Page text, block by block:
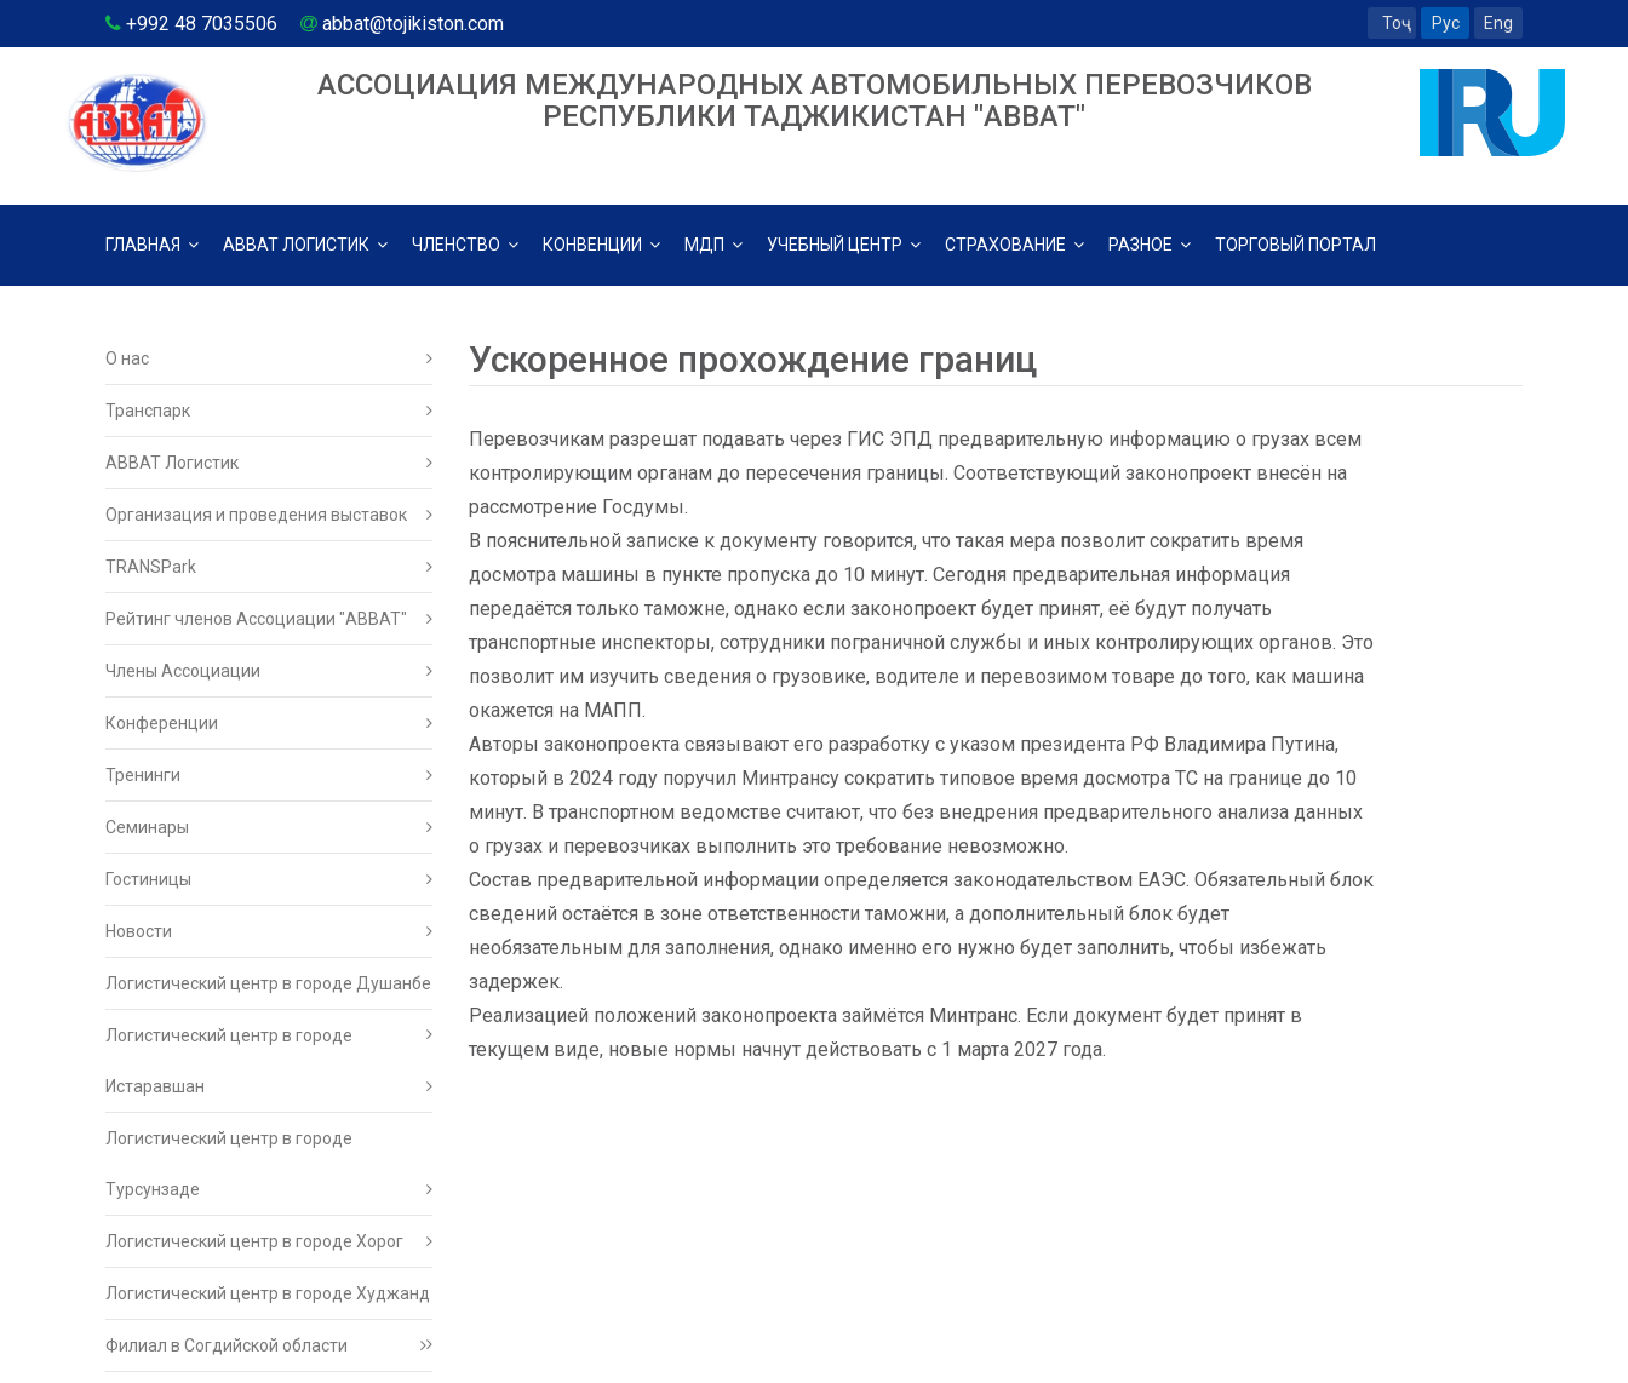
+992 48 7035506 abbat@tojikiston.com Тоҷ Рус Eng
АССОЦИАЦИЯ МЕЖДУНАРОДНЫХ АВТОМОБИЛЬНЫХ ПЕРЕВОЗЧИКОВ
РЕСПУБЛИКИ ТАДЖИКИСТАН "ABBAT"
ГЛАВНАЯ АВВАТ ЛОГИСТИК ЧЛЕНСТВО КОНВЕНЦИИ МДП УЧЕБНЫЙ ЦЕНТР СТРАХОВАНИЕ РАЗНОЕ ТОРГОВЫЙ ПОРТАЛ
О нас
Транспарк
ABBAT Логистик
Организация и проведения выставок
TRANSPark
Рейтинг членов Ассоциации "АВВАТ"
Члены Ассоциации
Конференции
Тренинги
Семинары
Гостиницы
Новости
Логистический центр в городе Душанбе
Логистический центр в городе
Истаравшан
Логистический центр в городе
Турсунзаде
Логистический центр в городе Хорог
Логистический центр в городе Худжанд
Филиал в Согдийской области
Ускоренное прохождение границ
Перевозчикам разрешат подавать через ГИС ЭПД предварительную информацию о грузах всем
контролирующим органам до пересечения границы. Соответствующий законопроект внесён на
рассмотрение Госдумы.
В пояснительной записке к документу говорится, что такая мера позволит сократить время
досмотра машины в пункте пропуска до 10 минут. Сегодня предварительная информация
передаётся только таможне, однако если законопроект будет принят, её будут получать
транспортные инспекторы, сотрудники пограничной службы и иных контролирующих органов. Это
позволит им изучить сведения о грузовике, водителе и перевозимом товаре до того, как машина
окажется на МАПП.
Авторы законопроекта связывают его разработку с указом президента РФ Владимира Путина,
который в 2024 году поручил Минтрансу сократить типовое время досмотра ТС на границе до 10
минут. В транспортном ведомстве считают, что без внедрения предварительного анализа данных
о грузах и перевозчиках выполнить это требование невозможно.
Состав предварительной информации определяется законодательством ЕАЭС. Обязательный блок
сведений остаётся в зоне ответственности таможни, а дополнительный блок будет
необязательным для заполнения, однако именно его нужно будет заполнить, чтобы избежать
задержек.
Реализацией положений законопроекта займётся Минтранс. Если документ будет принят в
текущем виде, новые нормы начнут действовать с 1 марта 2027 года.